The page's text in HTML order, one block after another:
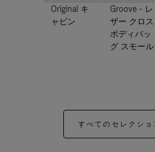
Original キ
ャビン
Groove - レ
ザー クロス
ボディバッ
グ スモール
すべてのセレクショ